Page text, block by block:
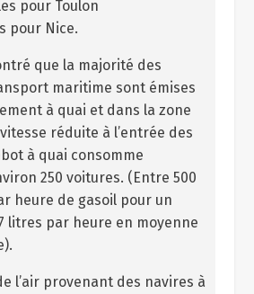
pour Toulon
pour Nice.
que la majorité des
maritime sont émises
à quai et dans la zone
réduite à l’entrée des
à quai consomme
250 voitures. (Entre 500
heure de gasoil pour un
litres par heure en moyenne
l’air provenant des navires à